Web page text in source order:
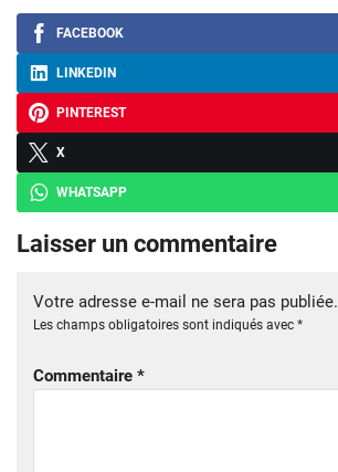
FACEBOOK
LINKEDIN
PINTEREST
X
WHATSAPP
Laisser un commentaire
Votre adresse e-mail ne sera pas publiée.
Les champs obligatoires sont indiqués avec *
Commentaire *